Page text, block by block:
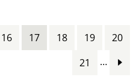
16 17 18 19
20
21
…